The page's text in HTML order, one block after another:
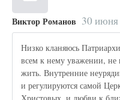
Виктор Романов 30
Низко кланяюсь
всем к нему уважении, не
жить. Внутренние
и регулируются самой